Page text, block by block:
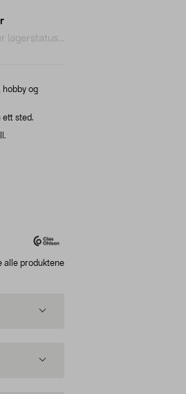
lagerstatus...
hobby og
ett sted.
alle produktene